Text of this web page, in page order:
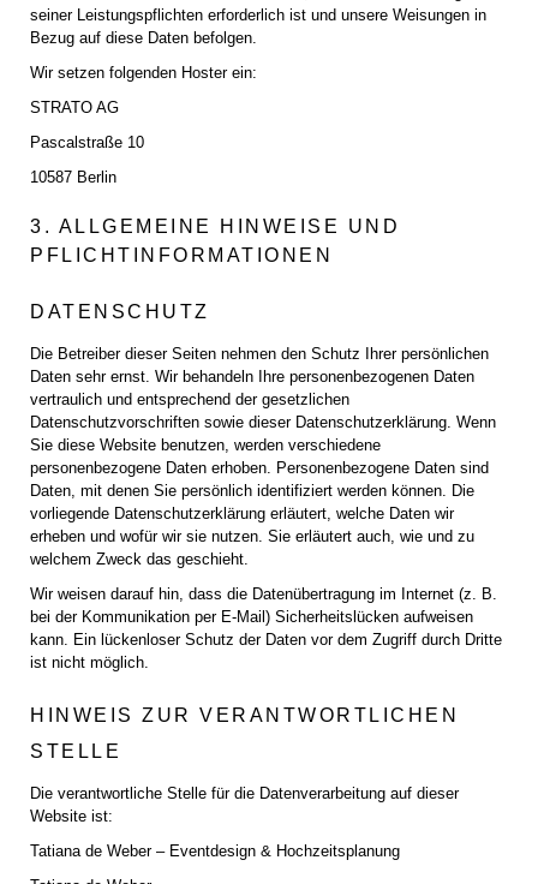
seiner Leistungspflichten erforderlich ist und unsere Weisungen in
Bezug auf diese Daten befolgen.
Wir setzen folgenden Hoster ein:
STRATO AG
Pascalstraße 10
10587 Berlin
3. ALLGEMEINE HINWEISE UND
PFLICHTINFORMATIONEN
DATENSCHUTZ
Die Betreiber dieser Seiten nehmen den Schutz Ihrer persönlichen
Daten sehr ernst. Wir behandeln Ihre personenbezogenen Daten
vertraulich und entsprechend der gesetzlichen
Datenschutzvorschriften sowie dieser Datenschutzerklärung. Wenn
Sie diese Website benutzen, werden verschiedene
personenbezogene Daten erhoben. Personenbezogene Daten sind
Daten, mit denen Sie persönlich identifiziert werden können. Die
vorliegende Datenschutzerklärung erläutert, welche Daten wir
erheben und wofür wir sie nutzen. Sie erläutert auch, wie und zu
welchem Zweck das geschieht.
Wir weisen darauf hin, dass die Datenübertragung im Internet (z. B.
bei der Kommunikation per E-Mail) Sicherheitslücken aufweisen
kann. Ein lückenloser Schutz der Daten vor dem Zugriff durch Dritte
ist nicht möglich.
HINWEIS ZUR VERANTWORTLICHEN
STELLE
Die verantwortliche Stelle für die Datenverarbeitung auf dieser
Website ist:
Tatiana de Weber – Eventdesign & Hochzeitsplanung